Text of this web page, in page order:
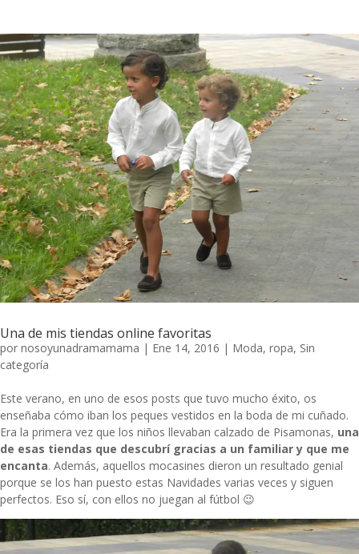
Una de mis tiendas online favoritas
por nosoyunadramamama | Ene 14, 2016 | Moda, ropa, Sin
categoría
Este verano, en uno de esos posts que tuvo mucho éxito, os
enseñaba cómo iban los peques vestidos en la boda de mi cuñado.
Era la primera vez que los niños llevaban calzado de Pisamonas, una
de esas tiendas que descubrí gracias a un familiar y que me
encanta. Además, aquellos mocasines dieron un resultado genial
porque se los han puesto estas Navidades varias veces y siguen
perfectos. Eso sí, con ellos no juegan al fútbol 😉